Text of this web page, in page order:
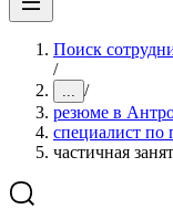
Поиск
/
... /
резюме в
специалист по
частичная